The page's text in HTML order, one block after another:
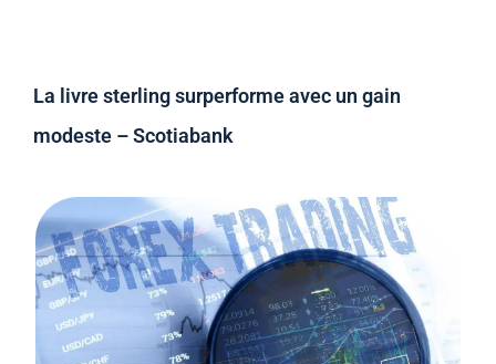
La livre sterling surperforme avec un gain
modeste – Scotiabank